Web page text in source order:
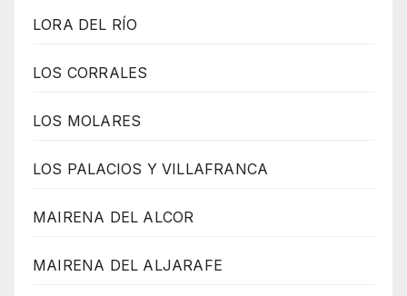
LORA DEL RÍO
LOS CORRALES
LOS MOLARES
LOS PALACIOS Y VILLAFRANCA
MAIRENA DEL ALCOR
MAIRENA DEL ALJARAFE